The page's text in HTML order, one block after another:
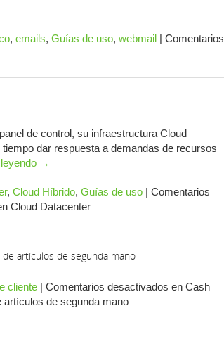
, emails, Guías de uso, webmail | Comentarios
de control, su infraestructura Cloud
dar respuesta a demandas de recursos
→
, Cloud Híbrido, Guías de uso | Comentarios
Cloud Datacenter
artículos de segunda mano
cliente | Comentarios desactivados en Cash
de segunda mano